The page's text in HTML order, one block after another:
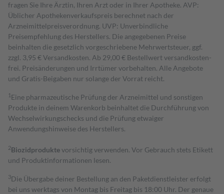
fragen Sie Ihre Ärztin, Ihren Arzt oder in Ihrer Apotheke. AVP:
Üblicher Apothekenverkaufspreis berechnet nach der
Arzneimittelpreisverordnung. UVP: Unverbindliche
Preisempfehlung des Herstellers. Die angegebenen Preise
beinhalten die gesetzlich vorgeschriebene Mehrwertsteuer, ggf.
zzgl. 3,95 € Versandkosten. Ab 29,00 € Bestell­wert versand­kosten­
frei. Preisänderungen und Irrtümer vorbehalten. Alle Angebote
und Gratis-Beigaben nur solange der Vorrat reicht.
1 Eine pharmazeutische Prüfung der Arzneimittel und sonstigen
Produkte in deinem Warenkorb beinhaltet die Durchführung von
Wechselwirkungschecks und die Prüfung etwaiger
Anwendungshinweise des Herstellers.
2Biozidproduktevorsichtig verwenden. Vor Gebrauch stets Etikett
und Produktinformationen lesen.
3Die Übergabe deiner Bestellung an den Paketdienstleister erfolgt
bei uns werktags von Montag bis Freitag bis 18:00 Uhr. Der genaue